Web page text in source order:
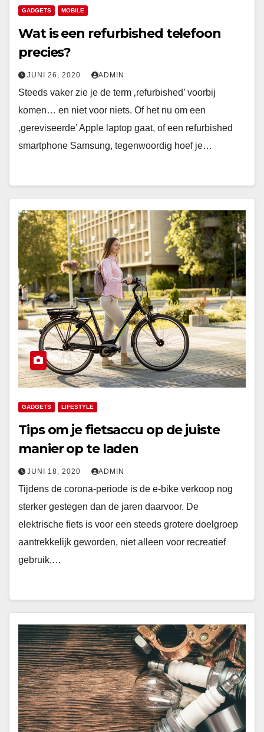
GADGETS MOBILE
Wat is een refurbished telefoon
precies?
JUNI 26, 2020 ADMIN
Steeds vaker zie je de term ‚refurbished’ voorbij
komen… en niet voor niets. Of het nu om een
‚gereviseerde’ Apple laptop gaat, of een refurbished
smartphone Samsung, tegenwoordig hoef je…
GADGETS LIFESTYLE
Tips om je fietsaccu op de juiste
manier op te laden
JUNI 18, 2020 ADMIN
Tijdens de corona-periode is de e-bike verkoop nog
sterker gestegen dan de jaren daarvoor. De
elektrische fiets is voor een steeds grotere doelgroep
aantrekkelijk geworden, niet alleen voor recreatief
gebruik,…